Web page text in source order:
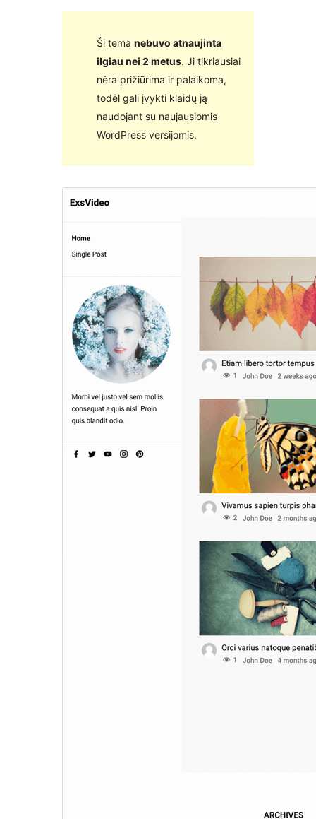
Ši tema nebuvo atnaujinta
ilgiau nei 2 metus. Ji tikriausiai
nėra prižiūrima ir palaikoma,
todėl gali įvykti klaidų ją
naudojant su naujausiomis
WordPress versijomis.